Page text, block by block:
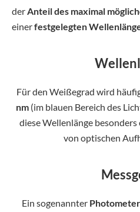
derAnteil des maximal
einerfestgelegten
Für den Weißegrad wird
nm (im blauen Bereich des
diese Wellenlänge
von optischen
Ein sogenannter Photometer